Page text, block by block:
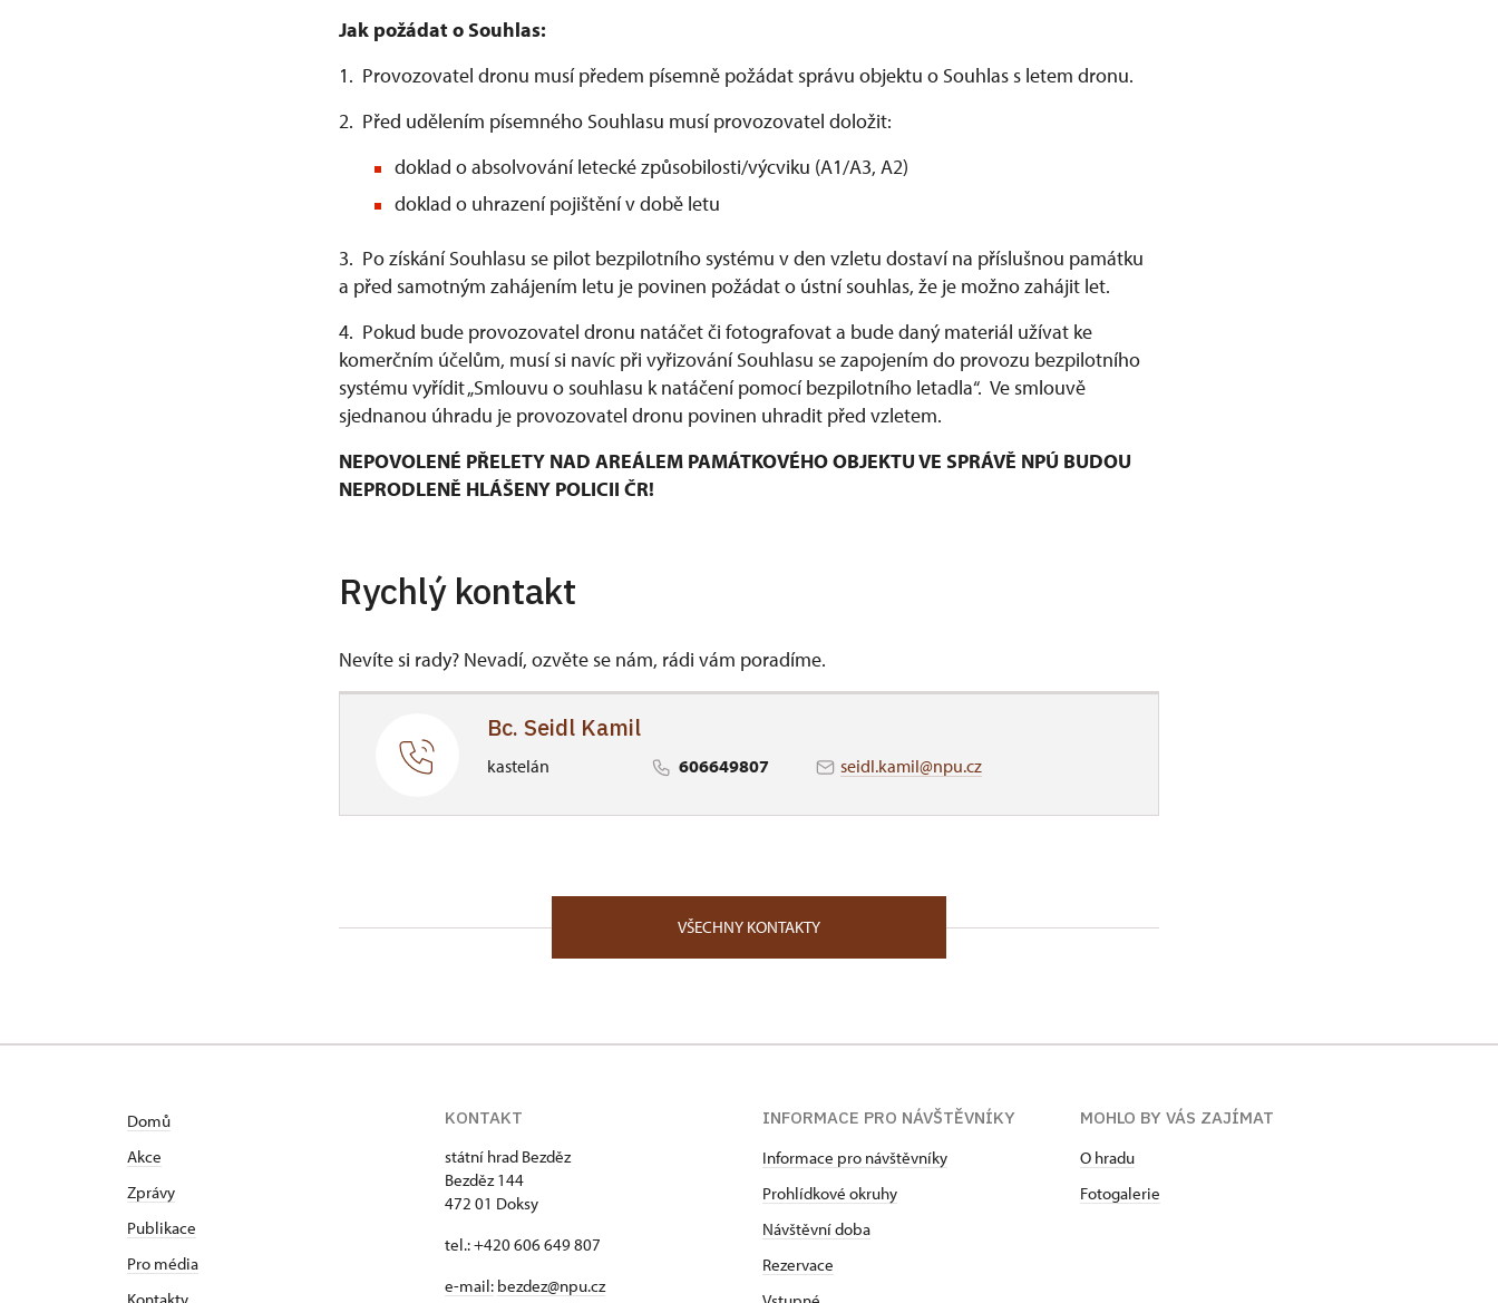
Jak požádat o Souhlas:
1. Provozovatel dronu musí předem písemně požádat správu objektu o Souhlas s letem dronu.
2. Před udělením písemného Souhlasu musí provozovatel doložit:
doklad o absolvování letecké způsobilosti/výcviku (A1/A3, A2)
doklad o uhrazení pojištění v době letu
3. Po získání Souhlasu se pilot bezpilotního systému v den vzletu dostaví na příslušnou památku
a před samotným zahájením letu je povinen požádat o ústní souhlas, že je možno zahájit let.
4. Pokud bude provozovatel dronu natáčet či fotografovat a bude daný materiál užívat ke
komerčním účelům, musí si navíc při vyřizování Souhlasu se zapojením do provozu bezpilotního
systému vyřídit „Smlouvu o souhlasu k natáčení pomocí bezpilotního letadla“. Ve smlouvě
sjednanou úhradu je provozovatel dronu povinen uhradit před vzletem.
NEPOVOLENÉ PŘELETY NAD AREÁLEM PAMÁTKOVÉHO OBJEKTU VE SPRÁVĚ NPÚ BUDOU
NEPRODLENĚ HLÁŠENY POLICII ČR!
Rychlý kontakt
Nevíte si rady? Nevadí, ozvěte se nám, rádi vám poradíme.
Bc. Seidl Kamil
kastelán 606649807 seidl.kamil@npu.cz
VŠECHNY KONTAKTY
Domů
Akce
Zprávy
Publikace
Pro média
KONTAKT
státní hrad Bezděz
Bezděz 144
472 01 Doksy
tel.: +420 606 649 807
e-mail: bezdez@npu.cz
INFORMACE PRO NÁVŠTĚVNÍKY
Informace pro návštěvníky
Prohlídkové okruhy
Návštěvní doba
Rezervace
MOHLO BY VÁS ZAJÍMAT
O hradu
Fotogalerie